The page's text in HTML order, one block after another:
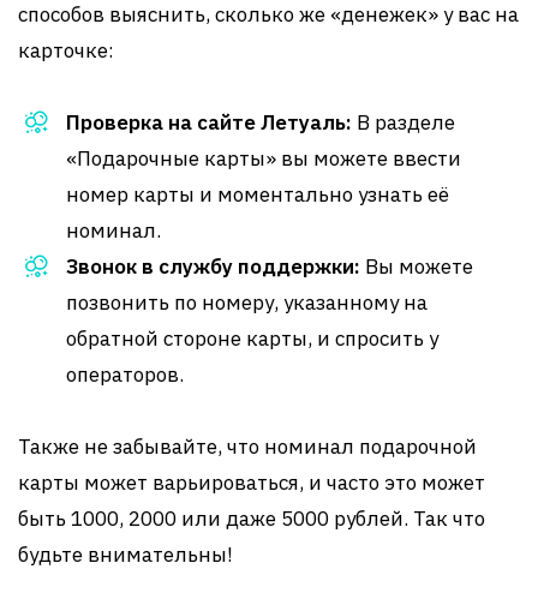
способов выяснить, сколько же «денежек» у вас на
карточке:
Проверка на сайте Летуаль: В разделе
«Подарочные карты» вы можете ввести
номер карты и моментально узнать её
номинал.
Звонок в службу поддержки: Вы можете
позвонить по номеру, указанному на
обратной стороне карты, и спросить у
операторов.
Также не забывайте, что номинал подарочной
карты может варьироваться, и часто это может
быть 1000, 2000 или даже 5000 рублей. Так что
будьте внимательны!